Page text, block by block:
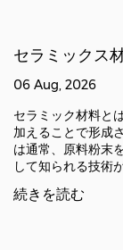
セラミックス
06 Aug, 2026
セラミック材料とは何ですか
加えることで形成
は通常、原料粉末
して知られる技術
続きを読む